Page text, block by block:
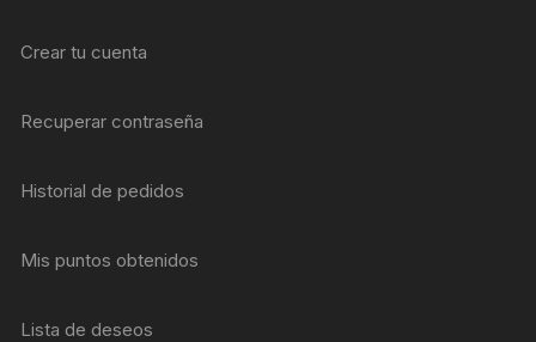
Crear tu cuenta
Recuperar contraseña
Historial de pedidos
Mis puntos obtenidos
Lista de deseos